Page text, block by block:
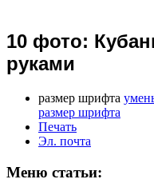
10 фото:
руками
размер шрифта
размер шрифта
Печать
Эл. почта
Меню статьи: